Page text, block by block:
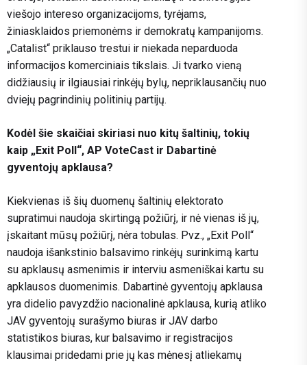
viešojo intereso organizacijoms, tyrėjams,
žiniasklaidos priemonėms ir demokratų kampanijoms.
„Catalist“ priklauso trestui ir niekada neparduoda
informacijos komerciniais tikslais. Ji tvarko vieną
didžiausių ir ilgiausiai rinkėjų bylų, nepriklausančių nuo
dviejų pagrindinių politinių partijų.
Kodėl šie skaičiai skiriasi nuo kitų šaltinių, tokių
kaip „Exit Poll“, AP VoteCast ir Dabartinė
gyventojų apklausa?
Kiekvienas iš šių duomenų šaltinių elektorato
supratimui naudoja skirtingą požiūrį, ir nė vienas iš jų,
įskaitant mūsų požiūrį, nėra tobulas. Pvz., „Exit Poll“
naudoja išankstinio balsavimo rinkėjų surinkimą kartu
su apklausų asmenimis ir interviu asmeniškai kartu su
apklausos duomenimis. Dabartinė gyventojų apklausa
yra didelio pavyzdžio nacionalinė apklausa, kurią atliko
JAV gyventojų surašymo biuras ir JAV darbo
statistikos biuras, kur balsavimo ir registracijos
klausimai pridedami prie jų kas mėnesį atliekamų